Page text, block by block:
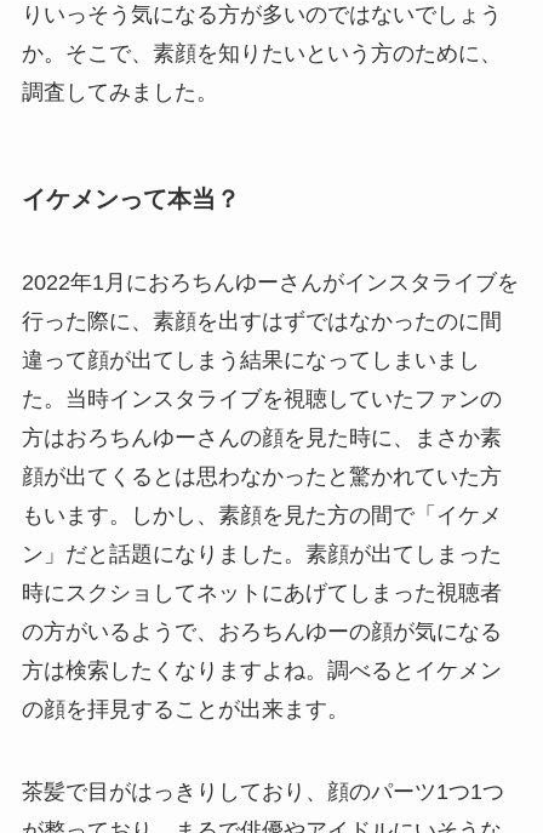
りいっそう気になる方が多いのではないでしょう
か。そこで、素顔を知りたいという方のために、
調査してみました。
イケメンって本当？
2022年1月におろちんゆーさんがインスタライブを
行った際に、素顔を出すはずではなかったのに間
違って顔が出てしまう結果になってしまいまし
た。当時インスタライブを視聴していたファンの
方はおろちんゆーさんの顔を見た時に、まさか素
顔が出てくるとは思わなかったと驚かれていた方
もいます。しかし、素顔を見た方の間で「イケメ
ン」だと話題になりました。素顔が出てしまった
時にスクショしてネットにあげてしまった視聴者
の方がいるようで、おろちんゆーの顔が気になる
方は検索したくなりますよね。調べるとイケメン
の顔を拝見することが出来ます。
茶髪で目がはっきりしており、顔のパーツ1つ1つ